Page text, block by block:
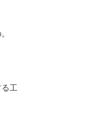
工